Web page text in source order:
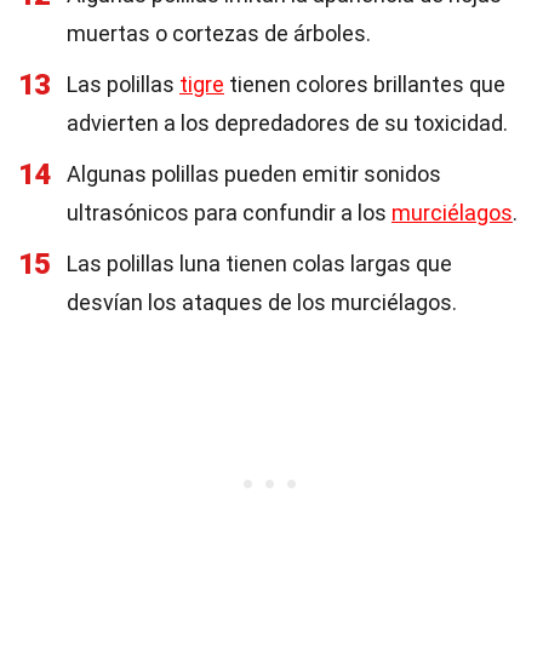
muertas o cortezas de árboles.
13 Las polillas tigre tienen colores brillantes que
advierten a los depredadores de su toxicidad.
14
Algunas polillas pueden emitir sonidos
ultrasónicos para confundir a los murciélagos.
15
Las polillas luna tienen colas largas que
desvían los ataques de los murciélagos.